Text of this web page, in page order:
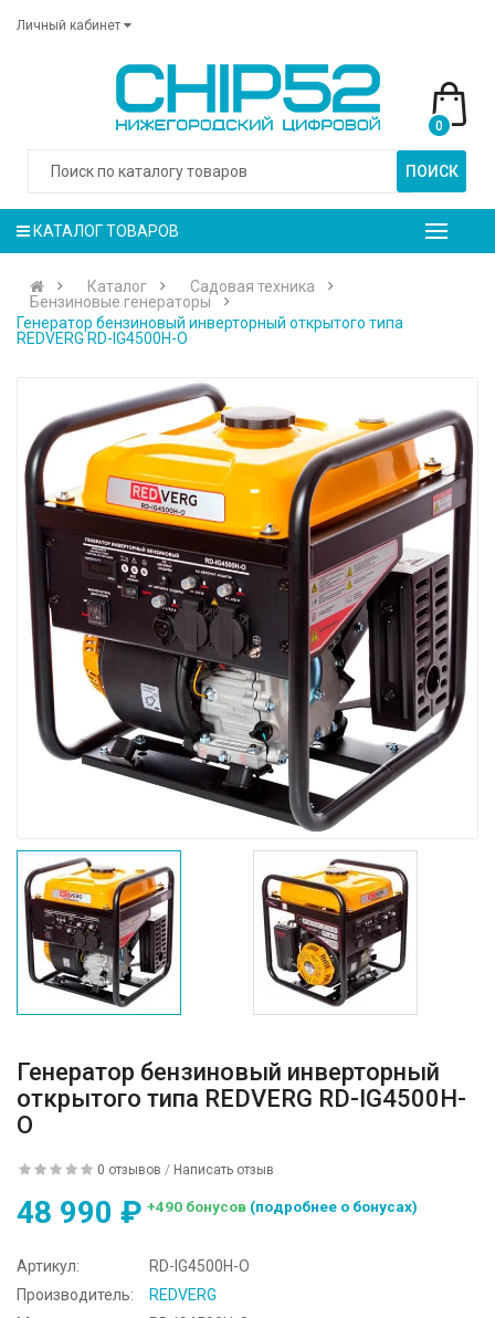
Личный кабинет
ПОИСК
0
КАТАЛОГ ТОВАРОВ
Каталог
Садовая техника
Бензиновые генераторы
Генератор бензиновый инверторный открытого типа
REDVERG RD-IG4500H-O
Генератор бензиновый инверторный
открытого типа REDVERG RD-IG4500H-
O
0 отзывов / Написать отзыв
48 990 ₽ +490 бонусов (подробнее о бонусах)
Артикул:
RD-IG4500H-O
Производитель:
REDVERG